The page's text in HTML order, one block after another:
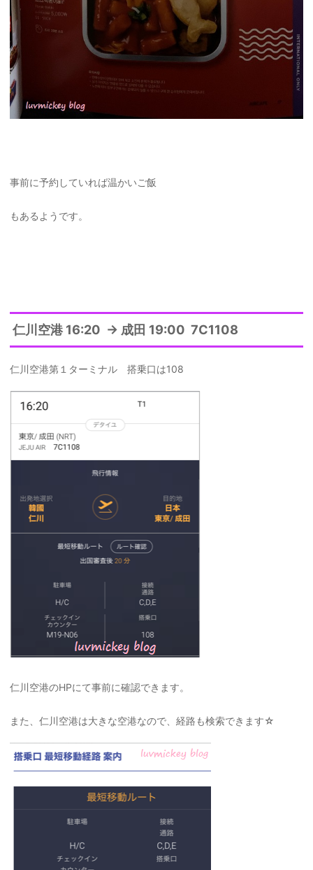
事前に予約していれば温かいご飯
もあるようです。
仁川空港 16:20 → 成田 19:00 7C1108
仁川空港第１ターミナル 搭乗口は108
仁川空港のHPにて事前に確認できます。
また、仁川空港は大きな空港なので、経路も検索できます☆